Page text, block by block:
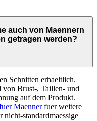
auch von Maennern
getragen werden?
Schnitten erhaeltlich.
von Brust-, Taillen- und
auf dem Produkt.
Maennerfuer weitere
standardmaessige